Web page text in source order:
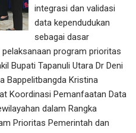
integrasi dan validasi
data kependudukan
sebagai dasar
program prioritas
Bupati Tapanuli Utara Dr Deni
Bappelitbangda Kristina
Koordinasi Pemanfaatan Data
dalam Rangka
Prioritas Pemerintah dan